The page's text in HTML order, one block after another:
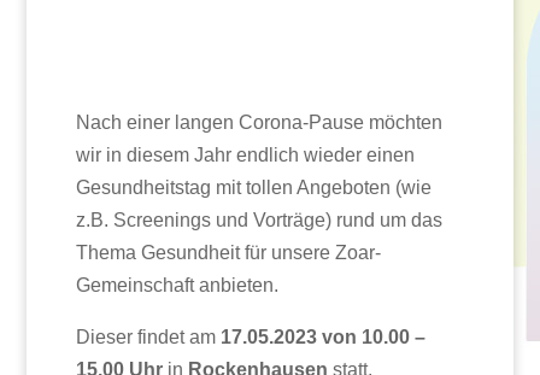
Nach einer langen Corona-Pause möchten
wir in diesem Jahr endlich wieder einen
Gesundheitstag mit tollen Angeboten (wie
z.B. Screenings und Vorträge) rund um das
Thema Gesundheit für unsere Zoar-
Gemeinschaft anbieten.
Dieser findet am 17.05.2023 von 10.00 –
15.00 Uhrin Rockenhausen statt.